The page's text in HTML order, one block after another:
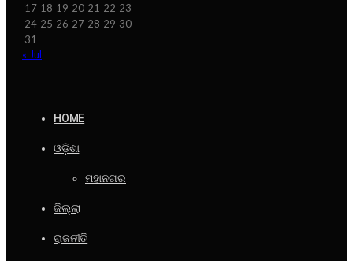
17 18 19 20 21 22 23
24 25 26 27 28 29 30
31
« Jul
HOME
ଓଡ଼ିଶା
ମହାନଗର
ଜିଲ୍ଲା
ରାଜନୀତି